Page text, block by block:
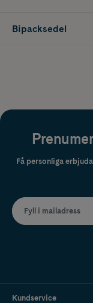
Bipacksedel
Få personliga
Fyll i mailadress
Kundservice